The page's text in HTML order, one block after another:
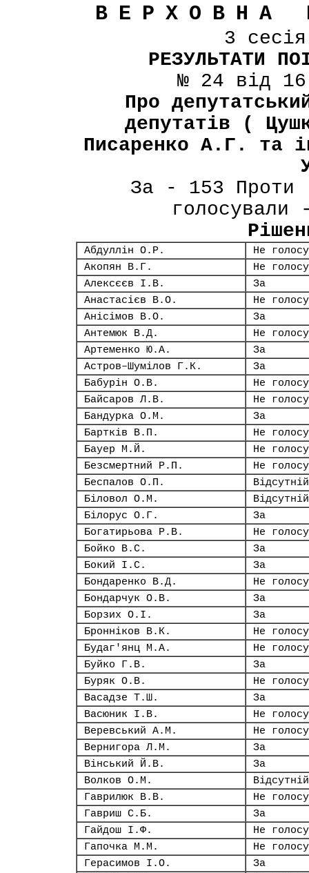
ВЕРХОВНА
3
РЕЗУЛЬТАТИ
№ 24 від
Про
депутатів (
Писаренко А.Г. та
За - 153 Проти
Абдуллін О.Р.
Не
Акопян В.Г.
Не
Алексєєв І.В.
За
Анастасієв В.О.
Не
Анісімов В.О.
За
Антемюк В.Д.
Не
Артеменко Ю.А.
За
Астров–Шумілов Г.К.
За
Бабурін О.В.
Не
Байсаров Л.В.
Не
Бандурка О.М.
За
Бартків В.П.
Не
Бауер М.Й.
Не
Безсмертний Р.П.
Не
Беспалов О.П.
Відсутній
Біловол О.М.
Відсутній
Білорус О.Г.
За
Богатирьова Р.В.
Не
Бойко В.С.
За
Бокий І.С.
За
Бондаренко В.Д.
Не
Бондарчук О.В.
За
Борзих О.І.
За
Бронніков В.К.
Не
Будаг'янц М.А.
Не
Буйко Г.В.
За
Буряк О.В.
Не
Васадзе Т.Ш.
За
Васюник І.В.
Не
Веревський А.М.
Не
Вернигора Л.М.
За
Вінський Й.В.
За
Волков О.М.
Відсутній
Гаврилюк В.В.
Не
Гавриш С.Б.
За
Гайдош І.Ф.
Не
Гапочка М.М.
Не
Герасимов І.О.
За